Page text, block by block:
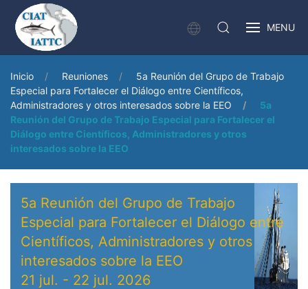
MENU
Inicio Reuniones
5a Reunión del Grupo de Trabajo
Especial para Fortalecer el Diálogo entre Científicos,
Administradores y otros interesados sobre la EEO
5a
Reunión del Grupo de Trabajo Especial para Fortalecer el
Diálogo entre Científicos, Administradores y otros
interesados sobre la EEO
5a Reunión del Grupo de Trabajo
Especial para Fortalecer el Diálogo entre
Científicos, Administradores y otros
interesados sobre la EEO
21 jul. - 22 jul. 2026